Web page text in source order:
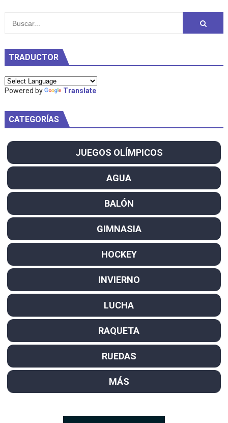
TRADUCTOR
Powered by Translate
CATEGORÍAS
JUEGOS OLÍMPICOS
AGUA
BALÓN
GIMNASIA
HOCKEY
INVIERNO
LUCHA
RAQUETA
RUEDAS
MÁS